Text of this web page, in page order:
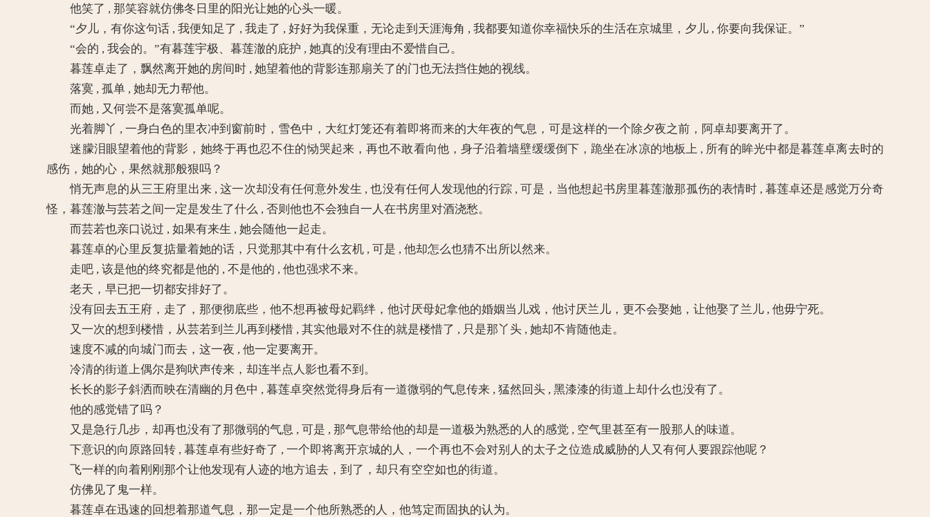
他笑了 , 那笑容就仿佛冬日里的阳光让她的心头一暖。
“夕儿，有你这句话 , 我便知足了 , 我走了 , 好好为我保重，无论走到天涯海角 , 我都要知道你幸福快乐的生活在京城里，夕儿 , 你要向我保证。”
“会的 , 我会的。”有暮莲宇极、暮莲澈的庇护 , 她真的没有理由不爱惜自己。
暮莲卓走了，飘然离开她的房间时 , 她望着他的背影连那扇关了的门也无法挡住她的视线。
落寞 , 孤单 , 她却无力帮他。
而她 , 又何尝不是落寞孤单呢。
光着脚丫 , 一身白色的里衣冲到窗前时，雪色中，大红灯笼还有着即将而来的大年夜的气息，可是这样的一个除夕夜之前，阿卓却要离开了。
迷朦泪眼望着他的背影，她终于再也忍不住的恸哭起来，再也不敢看向他，身子沿着墙壁缓缓倒下，跪坐在冰凉的地板上 , 所有的眸光中都是暮莲卓离去时的
感伤，她的心，果然就那般狠吗？
悄无声息的从三王府里出来 , 这一次却没有任何意外发生 , 也没有任何人发现他的行踪 , 可是，当他想起书房里暮莲澈那孤伤的表情时 , 暮莲卓还是感觉万分奇
怪，暮莲澈与芸若之间一定是发生了什么 , 否则他也不会独自一人在书房里对酒浇愁。
而芸若也亲口说过 , 如果有来生 , 她会随他一起走。
暮莲卓的心里反复掂量着她的话，只觉那其中有什么玄机 , 可是 , 他却怎么也猜不出所以然来。
走吧 , 该是他的终究都是他的 , 不是他的 , 他也强求不来。
老天，早已把一切都安排好了。
没有回去五王府，走了，那便彻底些，他不想再被母妃羁绊，他讨厌母妃拿他的婚姻当儿戏，他讨厌兰儿，更不会娶她，让他娶了兰儿 , 他毋宁死。
又一次的想到楼惜，从芸若到兰儿再到楼惜 , 其实他最对不住的就是楼惜了 , 只是那丫头 , 她却不肯随他走。
速度不减的向城门而去，这一夜 , 他一定要离开。
冷清的街道上偶尔是狗吠声传来，却连半点人影也看不到。
长长的影子斜洒而映在清幽的月色中 , 暮莲卓突然觉得身后有一道微弱的气息传来 , 猛然回头 , 黑漆漆的街道上却什么也没有了。
他的感觉错了吗？
又是急行几步，却再也没有了那微弱的气息 , 可是 , 那气息带给他的却是一道极为熟悉的人的感觉 , 空气里甚至有一股那人的味道。
下意识的向原路回转 , 暮莲卓有些好奇了 , 一个即将离开京城的人，一个再也不会对别人的太子之位造成威胁的人又有何人要跟踪他呢？
飞一样的向着刚刚那个让他发现有人迹的地方追去，到了，却只有空空如也的街道。
仿佛见了鬼一样。
暮莲卓在迅速的回想着那道气息，那一定是一个他所熟悉的人，他笃定而固执的认为。